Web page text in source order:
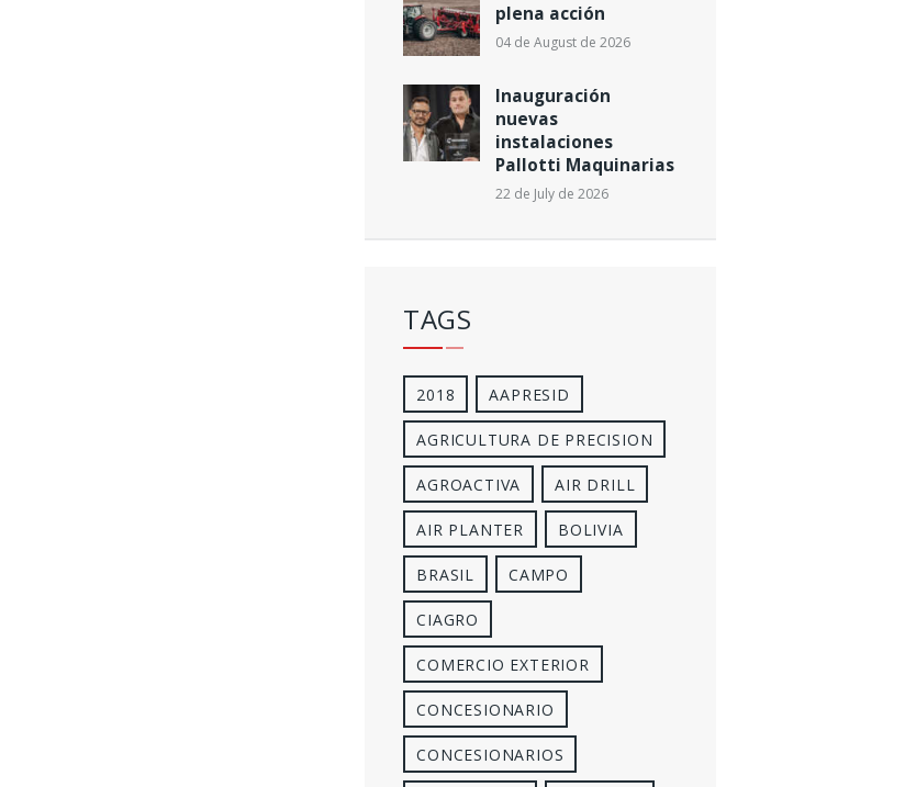
plena acción
04 de August de 2026
Inauguración
nuevas
instalaciones
Pallotti Maquinarias
22 de July de 2026
TAGS
2018 AAPRESID
AGRICULTURA DE PRECISION
AGROACTIVA AIR DRILL
AIR PLANTER BOLIVIA
BRASIL CAMPO
CIAGRO
COMERCIO EXTERIOR
CONCESIONARIO
CONCESIONARIOS